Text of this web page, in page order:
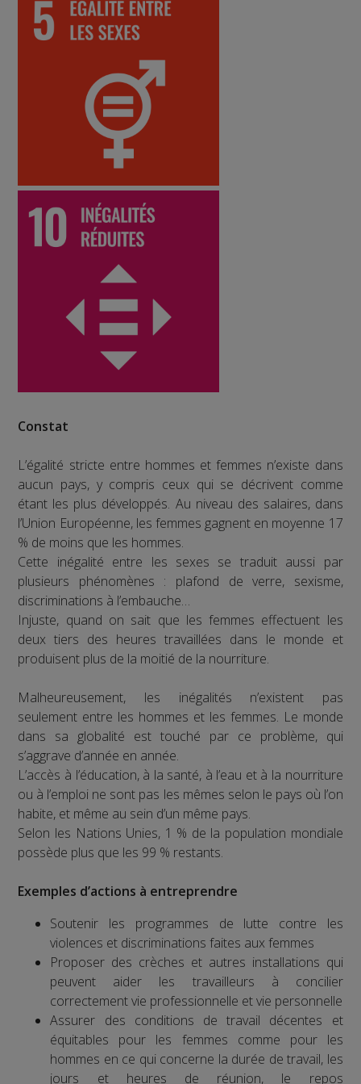
Constat
L’égalité stricte entre hommes et femmes n’existe dans
aucun pays, y compris ceux qui se décrivent comme
étant les plus développés. Au niveau des salaires, dans
l’Union Européenne, les femmes gagnent en moyenne 17
% de moins que les hommes.
Cette inégalité entre les sexes se traduit aussi par
plusieurs phénomènes : plafond de verre, sexisme,
discriminations à l’embauche…
Injuste, quand on sait que les femmes effectuent les
deux tiers des heures travaillées dans le monde et
produisent plus de la moitié de la nourriture.
Malheureusement, les inégalités n’existent pas
seulement entre les hommes et les femmes. Le monde
dans sa globalité est touché par ce problème, qui
s’aggrave d’année en année.
L’accès à l’éducation, à la santé, à l’eau et à la nourriture
ou à l’emploi ne sont pas les mêmes selon le pays où l’on
habite, et même au sein d’un même pays.
Selon les Nations Unies, 1 % de la population mondiale
possède plus que les 99 % restants.
Exemples d’actions à entreprendre
Soutenir les programmes de lutte contre les
violences et discriminations faites aux femmes
Proposer des crèches et autres installations qui
peuvent aider les travailleurs à concilier
correctement vie professionnelle et vie personnelle
Assurer des conditions de travail décentes et
équitables pour les femmes comme pour les
hommes en ce qui concerne la durée de travail, les
jours et heures de réunion, le repos